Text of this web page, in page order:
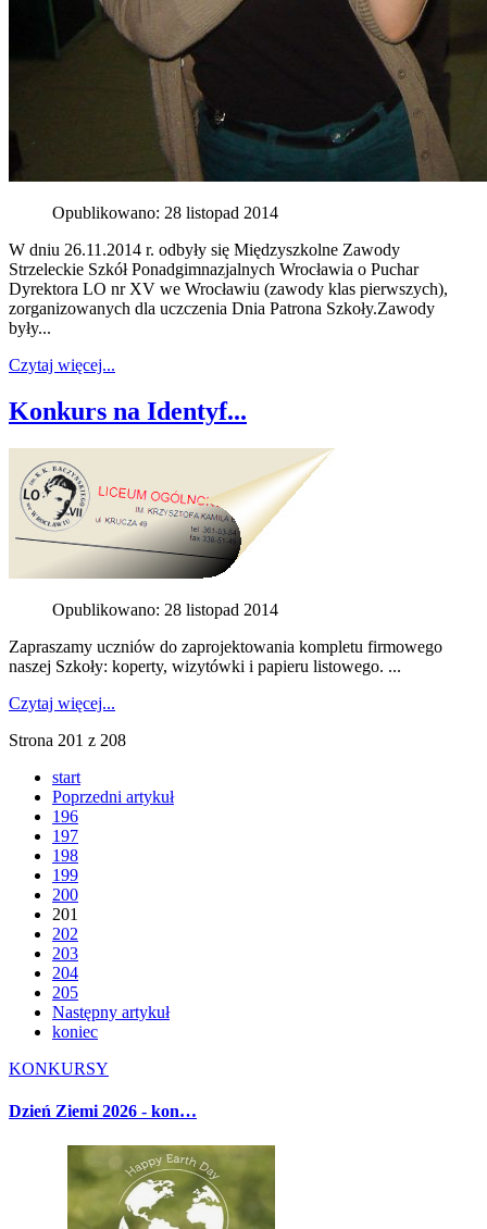
Opublikowano: 28 listopad 2014
W dniu 26.11.2014 r. odbyły się Międzyszkolne Zawody
Strzeleckie Szkół Ponadgimnazjalnych Wrocławia o Puchar
Dyrektora LO nr XV we Wrocławiu (zawody klas pierwszych),
zorganizowanych dla uczczenia Dnia Patrona Szkoły.Zawody
były...
Czytaj więcej...
Konkurs na Identyf...
Opublikowano: 28 listopad 2014
Zapraszamy uczniów do zaprojektowania kompletu firmowego
naszej Szkoły: koperty, wizytówki i papieru listowego. ...
Czytaj więcej...
Strona 201 z 208
start
Poprzedni artykuł
196
197
198
199
200
201
202
203
204
205
Następny artykuł
koniec
KONKURSY
Dzień Ziemi 2026 - kon…